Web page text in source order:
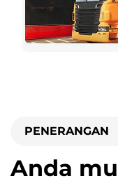
PENERANGAN
Anda